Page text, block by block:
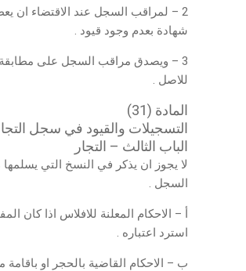
2 – لمراقب السجل عند الاقتضاء ان
شهادة بعدم وجود قيود .
3 – ويصدق مراقب السجل على
للاصل .
المادة (31)
التسجيلات والقيود في سجل
الباب الثالث – التجار
لا يجوز ان يذكر في النسخ التي
السجل .
أ – الاحكام المعلنة للافلاس اذا كان
استرد اعتباره .
ب – الاحكام القاضية بالحجر او باقامة